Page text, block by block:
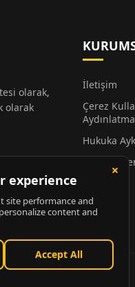
olarak,
olarak
İletişim
Çerez
Hukuka
Alıntı ve
Hakkında
Künye